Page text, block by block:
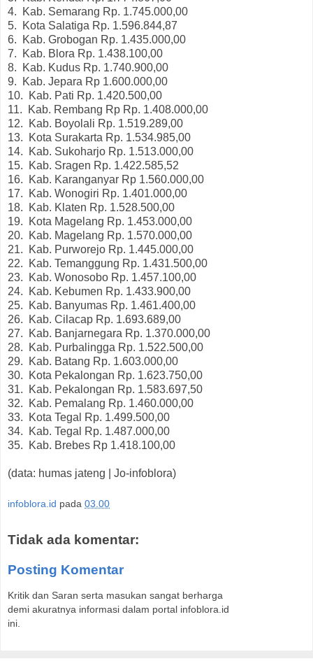
4. Kab. Semarang Rp. 1.745.000,00
5. Kota Salatiga Rp. 1.596.844,87
6. Kab. Grobogan Rp. 1.435.000,00
7. Kab. Blora Rp. 1.438.100,00
8. Kab. Kudus Rp. 1.740.900,00
9. Kab. Jepara Rp 1.600.000,00
10. Kab. Pati Rp. 1.420.500,00
11.
Kab. Rembang Rp Rp. 1.408.000,00
12.
Kab. Boyolali Rp. 1.519.289,00
13.
Kota Surakarta Rp. 1.534.985,00
14.
Kab. Sukoharjo Rp. 1.513.000,00
15.
Kab. Sragen Rp. 1.422.585,52
16.
Kab. Karanganyar Rp 1.560.000,00
17.
Kab. Wonogiri Rp. 1.401.000,00
18.
Kab. Klaten Rp. 1.528.500,00
19.
Kota Magelang Rp. 1.453.000,00
20.
Kab. Magelang Rp. 1.570.000,00
21.
Kab. Purworejo Rp. 1.445.000,00
22.
Kab. Temanggung Rp. 1.431.500,00
23.
Kab. Wonosobo Rp. 1.457.100,00
24.
Kab. Kebumen Rp. 1.433.900,00
25.
Kab. Banyumas Rp. 1.461.400,00
26.
Kab. Cilacap Rp. 1.693.689,00
27.
Kab. Banjarnegara Rp. 1.370.000,00
28.
Kab. Purbalingga Rp. 1.522.500,00
29.
Kab. Batang Rp. 1.603.000,00
30.
Kota Pekalongan Rp. 1.623.750,00
31.
Kab. Pekalongan Rp. 1.583.697,50
32.
Kab. Pemalang Rp. 1.460.000,00
33.
Kota Tegal Rp. 1.499.500,00
34.
Kab. Tegal Rp. 1.487.000,00
35.
Kab. Brebes Rp 1.418.100,00
(data: humas jateng | Jo-infoblora)
infoblora.id pada 03.00
Tidak ada komentar:
Posting Komentar
Kritik dan Saran serta masukan sangat berharga
demi akuratnya informasi dalam portal infoblora.id
ini.